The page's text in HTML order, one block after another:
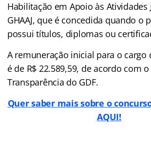
Habilitação em Apoio às Atividades
GHAAJ, que é concedida quando o
possui títulos, diplomas ou
A remuneração inicial para o cargo
é de R$ 22.589,59, de acordo com
Transparência do GDF.
Quer saber mais sobre o
AQUI!